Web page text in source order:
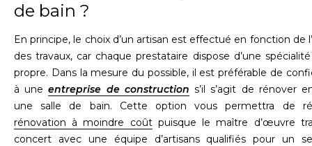
de bain ?
En principe, le choix d’un artisan est effectué en fonction de
des travaux, car chaque prestataire dispose d’une
propre. Dans la mesure du possible, il est préférable de
à uneentreprise de construction s’il s’agit de rénover
une salle de bain. Cette option vous permettra de
rénovation à moindre coûtpuisque le maître d’œuvre
concert avec une équipe d’artisans qualifiés pour un